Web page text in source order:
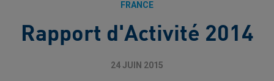
FRANCE
Rapport d'Activité 2014
24 JUIN 2015